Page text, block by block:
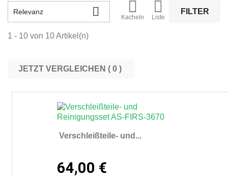
Relevanz  
Kacheln

Liste
FILTER
1 - 10 von 10 Artikel(n)
JETZT VERGLEICHEN ( 0
Verschleißteile- und...
64,00 €